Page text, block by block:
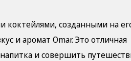
коктейлями, созданными на
и аромат Omar. Это отличная
и совершить